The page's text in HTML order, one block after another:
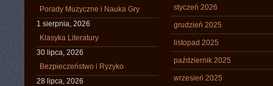
Porady Muzyczne i Nauka Gry
1 sierpnia, 2026
Klasyka Literatury
30 lipca, 2026
Bezpieczeństwo i Ryzyko
28 lipca, 2026
styczeń 2026
grudzień 2025
listopad 2025
październik 2025
wrzesień 2025